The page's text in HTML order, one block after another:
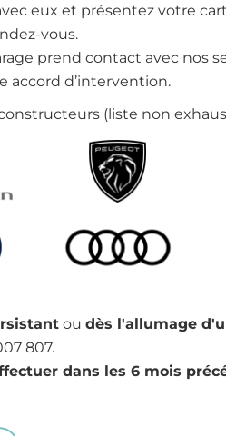
eux et présentez votre
vous.
prend contact avec nos
accord d’intervention.
(liste non
Image
Image
ou dès l'allumage
807.
dans les 6 mois